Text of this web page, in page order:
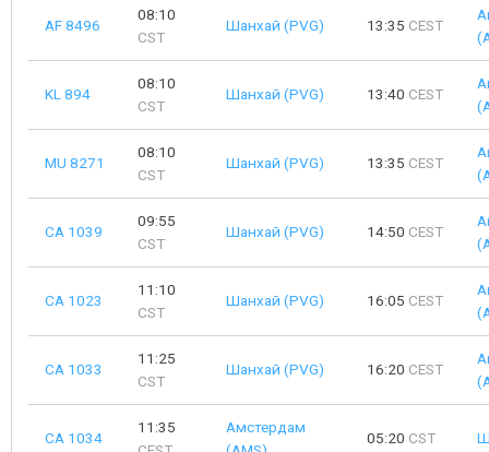
AF 8496
08:10
CST
Шанхай (PVG) 13:35 CEST
KL 894
08:10
CST
Шанхай (PVG) 13:40 CEST
MU 8271
08:10
CST
Шанхай (PVG) 13:35 CEST
CA 1039
09:55
CST
Шанхай (PVG) 14:50 CEST
CA 1023
11:10
CST
Шанхай (PVG) 16:05 CEST
CA 1033
11:25
CST
Шанхай (PVG) 16:20 CEST
CA 1034
11:35
Амстердам
05:20 CST